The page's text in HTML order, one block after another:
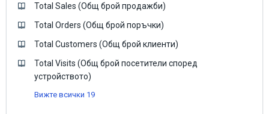
Total Sales (Общ брой продажби)
Total Orders (Общ брой поръчки)
Total Customers (Общ брой клиенти)
Total Visits (Общ брой посетители според
устройството)
Вижте всички 19